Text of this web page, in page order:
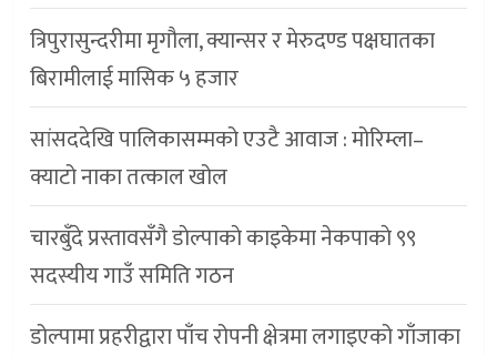
त्रिपुरासुन्दरीमा मृगौला, क्यान्सर र मेरुदण्ड पक्षघातका
बिरामीलाई मासिक ५ हजार
सांसददेखि पालिकासम्मको एउटै आवाज : मोरिम्ला–
क्याटो नाका तत्काल खोल
चारबुँदे प्रस्तावसँगै डाेल्पाकाे काइकेमा नेकपाकाे ९९
सदस्यीय गाउँ समिति गठन
डोल्पामा प्रहरीद्वारा पाँच रोपनी क्षेत्रमा लगाइएको गाँजाका